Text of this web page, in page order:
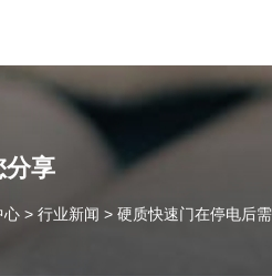
业从事自动门工业门类产品的生产
询！
的工业门 快速门
站式服务
分享
心 > 行业新闻 > 硬质快速门在停电后需